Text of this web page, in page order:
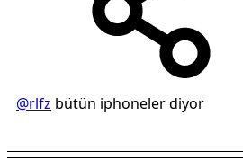
@rlfz bütün iphoneler diyor